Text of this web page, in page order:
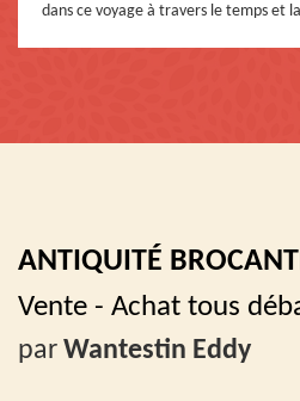
dans ce voyage à travers le temps et
ANTIQUITÉ
Vente - Achat tous
par Wantestin Eddy